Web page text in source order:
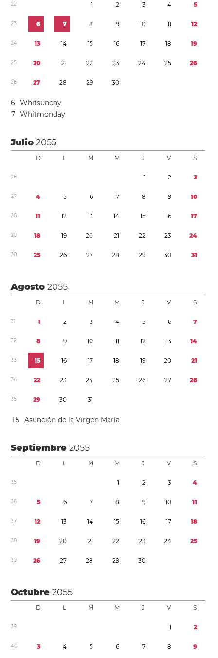
22 1 2 3 4 5
23 6 7 8 9 10 11 12
24 13 14 15 16 17 18 19
25 20 21 22 23 24 25 26
26 27 28 29 30
6
Whitsunday
7 Whitmonday
Julio2055
D L M M J V S
26 1 2 3
27 4 5 6 7 8 9 10
28 11 12 13 14 15 16 17
29 18 19 20 21 22 23 24
30 25 26 27 28 29 30 31
Agosto2055
D L M M J V S
31 1 2 3 4 5 6 7
32 8 9 10 11 12 13 14
33 15 16 17 18 19 20 21
34 22 23 24 25 26 27 28
35 29 30 31
1 5 Asunción de la Virgen María
Septiembre2055
D L M M J V S
35 1 2 3 4
36 5 6 7 8 9 10 11
37 12 13 14 15 16 17 18
38 19 20 21 22 23 24 25
39 26 27 28 29 30
Octubre2055
D L M M J V S
39 1 2
40 3 4 5 6 7 8 9